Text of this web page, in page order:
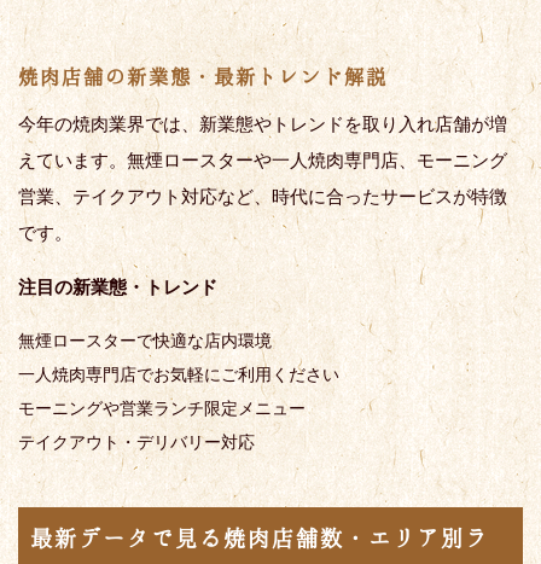
焼肉店舗の新業態・最新トレンド解説
今年の焼肉業界では、新業態やトレンドを取り入れ店舗が増
えています。無煙ロースターや一人焼肉専門店、モーニング
営業、テイクアウト対応など、時代に合ったサービスが特徴
です。
注目の新業態・トレンド
無煙ロースターで快適な店内環境
一人焼肉専門店でお気軽にご利用ください
モーニングや営業ランチ限定メニュー
テイクアウト・デリバリー対応
最新データで見る焼肉店舗数・エリア別ラ